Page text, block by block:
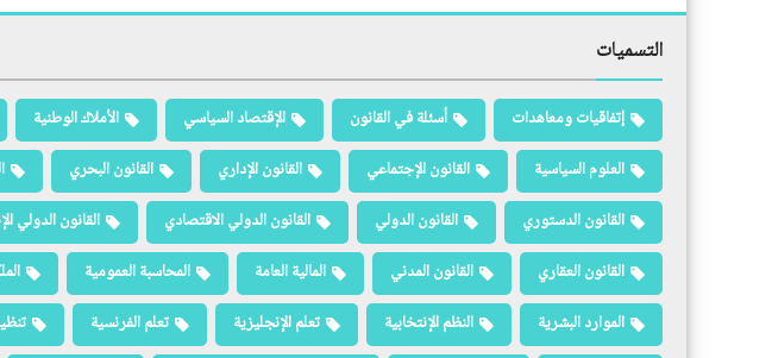
التسميات
إتفاقيات ومعاهدات أسئلة في القانون الإقتصاد السياسي الأملاك الوطنية
العلوم السياسية
القانون الإجتماعي القانون الإداري القانون البحري
القانون الدستوري
القانون الدولي القانون الدولي الاقتصادي القانون الدولي
القانون العقاري
القانون المدني المالية العامة المحاسبة العمومية
الموارد البشرية
النظم الإنتخابية تعلم الإنجليزية تعلم الفرنسية